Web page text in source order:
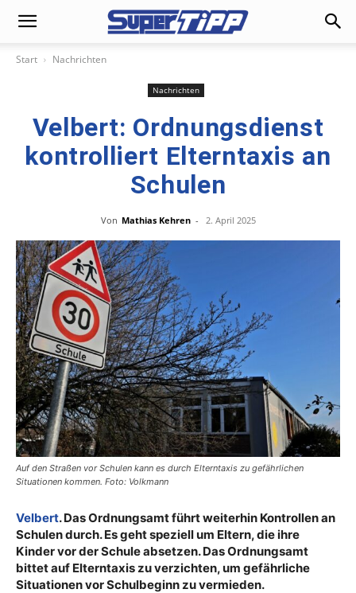
Start Nachrichten
Nachrichten
Velbert: Ordnungsdienst
kontrolliert Elterntaxis an
Schulen
Von Mathias Kehren - 2. April 2025
Auf den Straßen vor Schulen kann es durch Elterntaxis zu gefährlichen
Situationen kommen. Foto: Volkmann
Velbert. Das Ordnungsamt führt weiterhin Kontrollen an
Schulen durch. Es geht speziell um Eltern, die ihre
Kinder vor der Schule absetzen. Das Ordnungsamt
bittet auf Elterntaxis zu verzichten, um gefährliche
Situationen vor Schulbeginn zu vermieden.